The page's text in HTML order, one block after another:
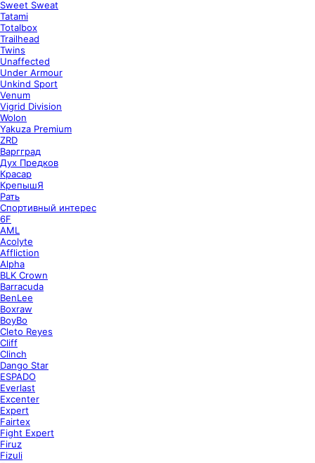
Sweet Sweat
Tatami
Totalbox
Trailhead
Twins
Unaffected
Under Armour
Unkind Sport
Venum
Vigrid Division
Wolon
Yakuza Premium
ZRD
Варгград
Дух Предков
Красар
КрепышЯ
Рать
Спортивный интерес
6F
AML
Acolyte
Affliction
Alpha
BLK Crown
Barracuda
BenLee
Boxraw
BoyBo
Cleto Reyes
Cliff
Clinch
Dango Star
ESPADO
Everlast
Excenter
Expert
Fairtex
Fight Expert
Firuz
Fizuli